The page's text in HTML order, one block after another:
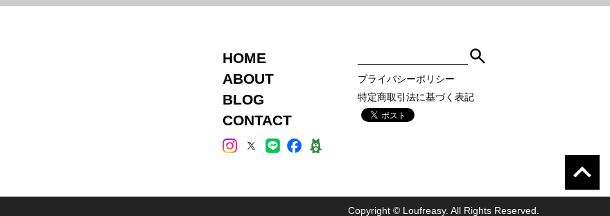
・SALE 商品】 ◆【ギフト】
象商品 ◆【全身保湿プロダクト “ soie（スワ）”】
【soie（スワ）】全身保湿トリートメント
◆【和装髪飾り “soie for hair”】
HOME
ABOUT
BLOG
CONTACT
プライバシーポリシー
特定商取引法に基づく表記
Copyright © Loufreasy. All Rights Reserved.